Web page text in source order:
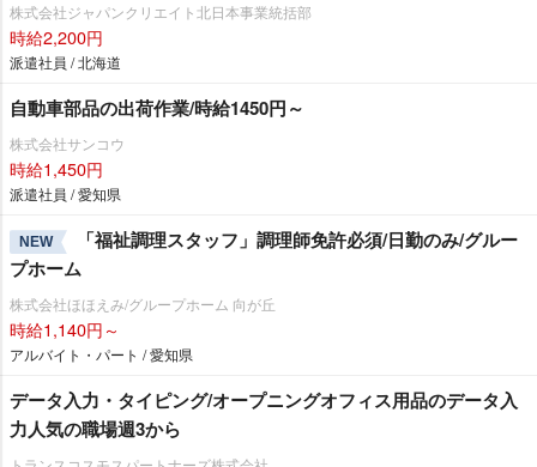
株式会社ジャパンクリエイト北日本事業統括部
時給2,200円
派遣社員 / 北海道
自動車部品の出荷作業/時給1450円～
株式会社サンコウ
時給1,450円
派遣社員 / 愛知県
NEW
「福祉調理スタッフ」調理師免許必須/日勤のみ/グルー
プホーム
株式会社ほほえみ/グループホーム 向が丘
時給1,140円～
アルバイト・パート / 愛知県
データ入力・タイピング/オープニングオフィス用品のデータ入
力人気の職場週3から